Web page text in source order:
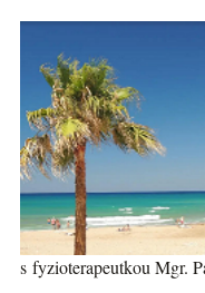
s fyzioterapeutkou Mgr.